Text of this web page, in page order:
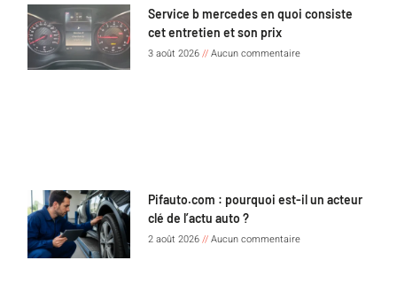
Service b mercedes en quoi consiste
cet entretien et son prix
3 août 2026 Aucun commentaire
Pifauto.com : pourquoi est-il un acteur
clé de l’actu auto ?
2 août 2026 Aucun commentaire